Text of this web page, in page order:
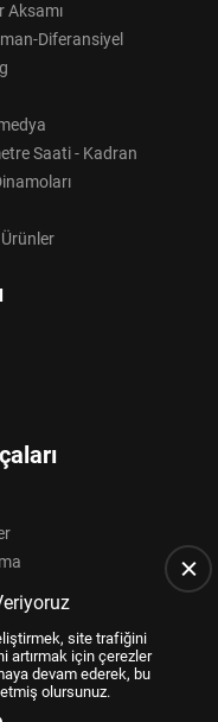
Aksamı
Diferansiyel
Saati - Kadran
site trafiğini
artırmak için çerezler
devam ederek, bu
olursunuz.